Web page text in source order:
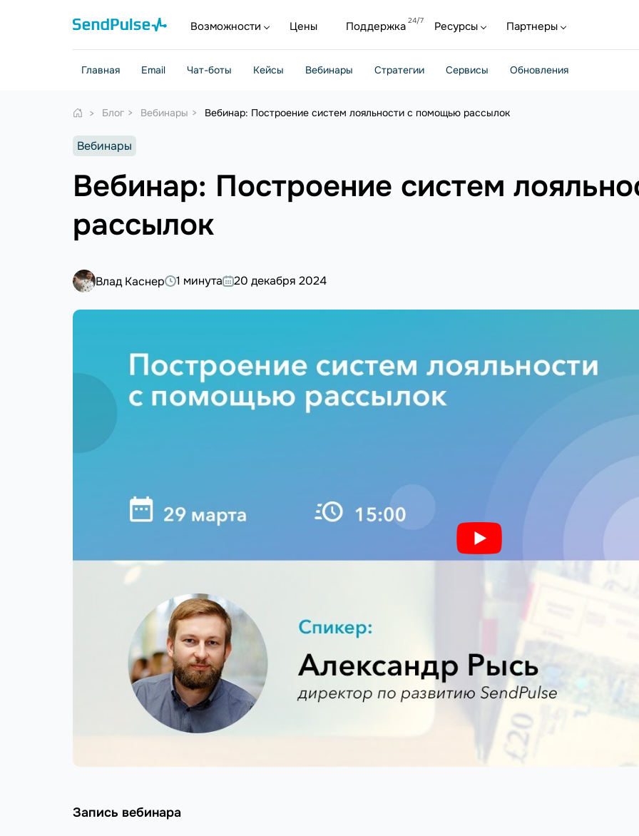
Возможности Цены Поддержка Ресурсы Партнеры
Главная Email Чат-боты Кейсы Вебинары Стратегии Сервисы Обновления
Блог Вебинары Вебинар: Построение систем лояльности с помощью рассылок
Вебинары
Вебинар: Построение систем
рассылок
Влад Каснер 1 минута 20 декабря 2024
Запись вебинара